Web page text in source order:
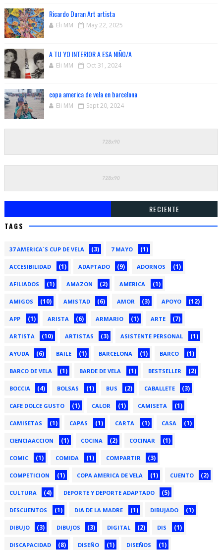
Ricardo Duran Art artista
Eli MM May 22, 2025
A TU YO INTERIOR A ESA NIÑO/A
Eli MM Oct 31, 2024
copa america de vela en barcelona
Eli MM Sept 20, 2024
RECIENTE
TAGS
37 AMERICA´S CUP DE VELA (3) 7 MAYO (1)
ACCESIBILIDAD (1) ADAPTADO (9) ADORNOS (1)
AFILIADOS (1) AMAZON (2) AMERICA (1)
AMIGOS (10) AMISTAD (6) AMOR (3) APOYO (12)
APP (1) ARISTA (6) ARMARIO (1) ARTE (7)
ARTISTA (10) ARTISTAS (3) ASISTENTE PERSONAL (1)
AYUDA (6) BAILE (1) BARCELONA (1) BARCO (1)
BARCO DE VELA (1) BARDE DE VELA (1) BESTSELLER (2)
BOCCIA (4) BOLSAS (1) BUS (2) CABALLETE (3)
CAFE DOLCE GUSTO (1) CALOR (1) CAMISETA (1)
CAMISETAS (1) CAPAS (1) CARTA (1) CASA (1)
CIENCIAACCION (1) COCINA (2) COCINAR (1)
COMIC (1) COMIDA (1) COMPARTIR (3)
COMPETICION (1) COPA AMERICA DE VELA (1) CUENTO (2)
CULTURA (4) DEPORTE Y DEPORTE ADAPTADO (5)
DESCUENTOS (1) DIA DE LA MADRE (1) DIBUJADO (1)
DIBUJO (3) DIBUJOS (3) DIGITAL (2) DIS (1)
DISCAPACIDAD (8) DISEÑO (1) DISEÑOS (1)